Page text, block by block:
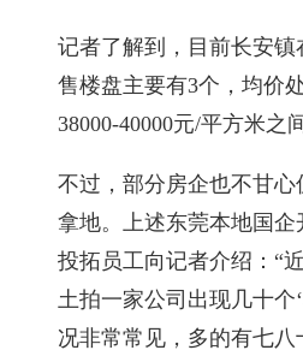
记者了解到，目前长安镇
售楼盘主要有3个，均价
38000-40000元/平方米之间
不过，部分房企也不甘心
拿地。上述东莞本地国企
投拓员工向记者介绍：“
土拍一家公司出现几十个
况非常常见，多的有七八